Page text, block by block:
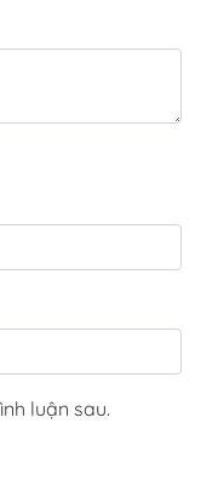
luận sau.